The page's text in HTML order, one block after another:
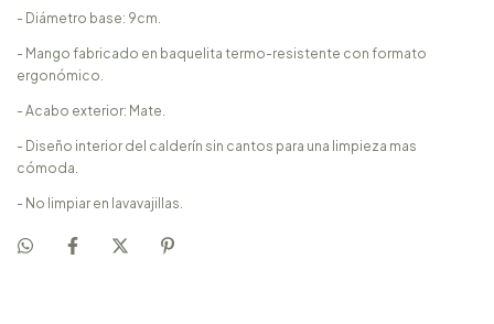
- Diámetro base: 9cm.
- Mango fabricado en baquelita termo-resistente con formato
ergonómico.
- Acabo exterior: Mate.
- Diseño interior del calderín sin cantos para una limpieza mas
cómoda.
- No limpiar en lavavajillas.